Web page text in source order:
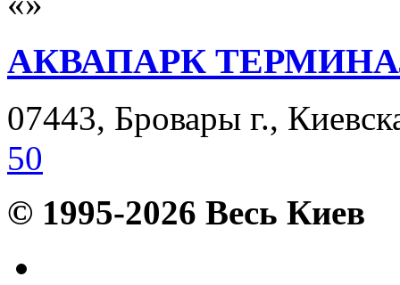
АКВАПАРК
07443, Бровары г.,
50
© 1995-2026 Весь Киев